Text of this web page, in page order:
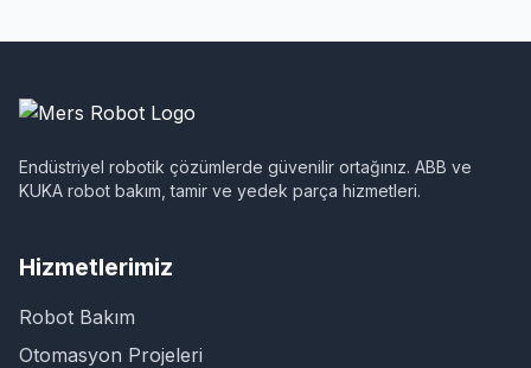
Endüstriyel robotik çözümlerde güvenilir ortağınız. ABB ve
KUKA robot bakım, tamir ve yedek parça hizmetleri.
Hizmetlerimiz
Robot Bakım
Otomasyon Projeleri